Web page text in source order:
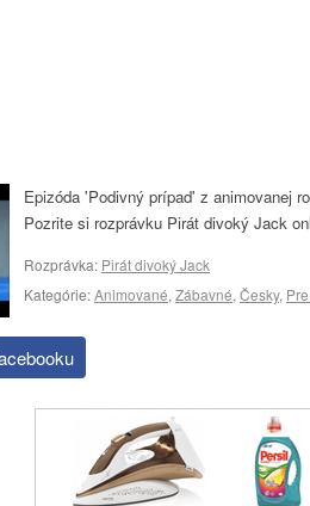
Epizóda 'Podivný prípad' z animovanej
Pozrite si rozprávku Pirát divoký Jack
Rozprávka: Pirát divoký Jack
Kategórie:Animované, Zábavné, Česky,